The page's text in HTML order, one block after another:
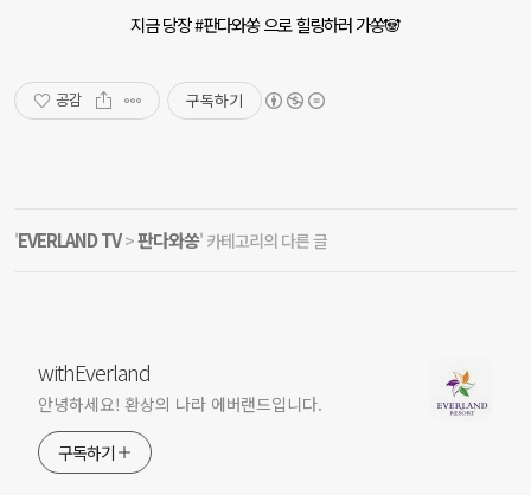
지금 당장 #판다와쏭 으로 힐링하러 가쏭🐼
공감 구독하기
'EVERLAND TV>판다와쏭' 카테고리의 다른 글
withEverland
안녕하세요! 환상의 나라 에버랜드입니다.
구독하기